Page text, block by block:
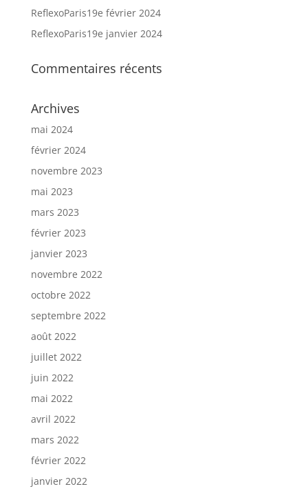
ReflexoParis19e février 2024
ReflexoParis19e janvier 2024
Commentaires récents
Archives
mai 2024
février 2024
novembre 2023
mai 2023
mars 2023
février 2023
janvier 2023
novembre 2022
octobre 2022
septembre 2022
août 2022
juillet 2022
juin 2022
mai 2022
avril 2022
mars 2022
février 2022
janvier 2022